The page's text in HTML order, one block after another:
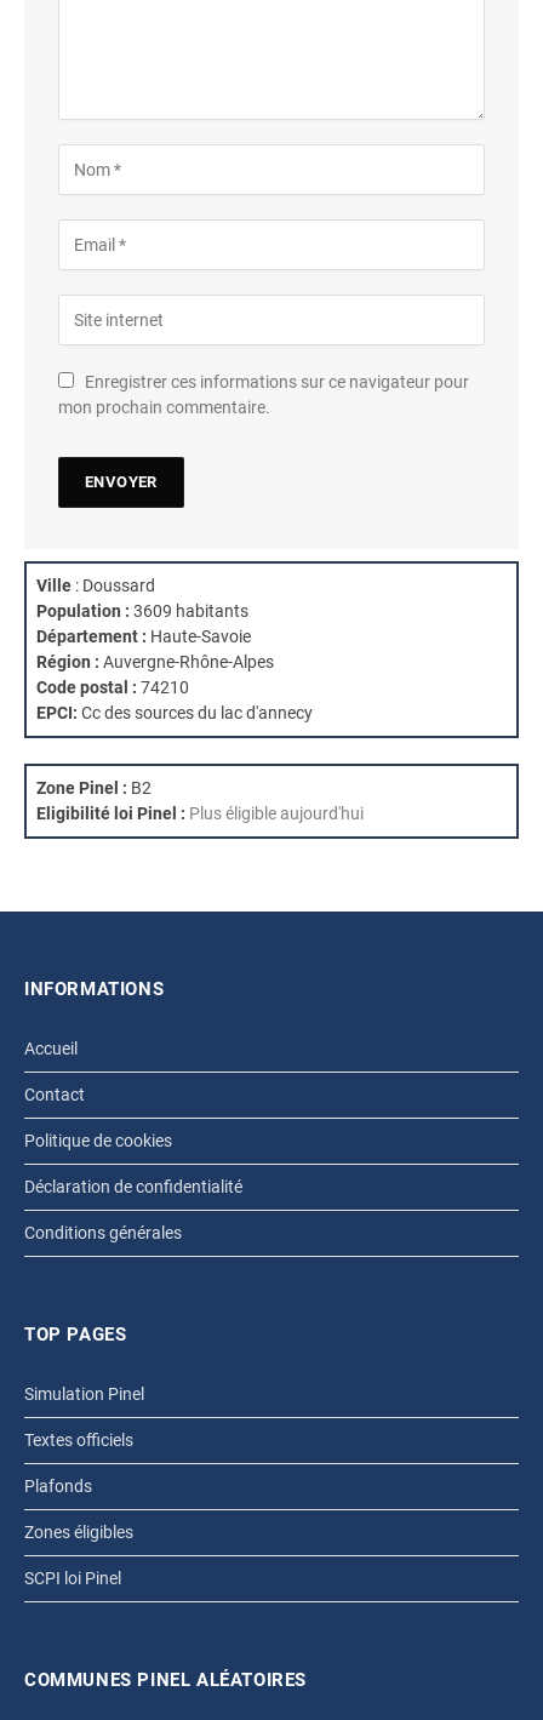
Enregistrer ces informations sur ce navigateur pour
mon prochain commentaire.
Ville : Doussard
Population : 3609 habitants
Département : Haute-Savoie
Région : Auvergne-Rhône-Alpes
Code postal : 74210
EPCI: Cc des sources du lac d'annecy
Zone Pinel : B2
Eligibilité loi Pinel : Plus éligible aujourd'hui
INFORMATIONS
Accueil
Contact
Politique de cookies
Déclaration de confidentialité
Conditions générales
TOP PAGES
Simulation Pinel
Textes officiels
Plafonds
Zones éligibles
SCPI loi Pinel
COMMUNES PINEL ALÉATOIRES